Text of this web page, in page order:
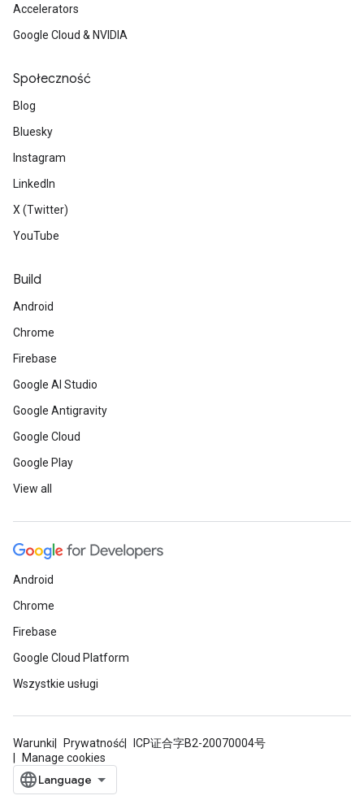
Accelerators
Google Cloud & NVIDIA
Społeczność
Blog
Bluesky
Instagram
LinkedIn
X (Twitter)
YouTube
Build
Android
Chrome
Firebase
Google AI Studio
Google Antigravity
Google Cloud
Google Play
View all
Android
Chrome
Firebase
Google Cloud Platform
Wszystkie usługi
Warunki Prywatność
ICP证合字B2-20070004号
Manage cookies